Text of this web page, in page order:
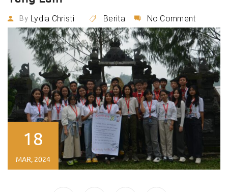
By Lydia Christi Berita No Comment
18
MAR, 2024